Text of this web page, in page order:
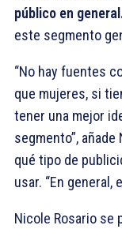
público en
este segmento
“No hay fuentes
que mujeres, si
tener una mejor
segmento”,
qué tipo de
usar. “En general,
Nicole Rosario se